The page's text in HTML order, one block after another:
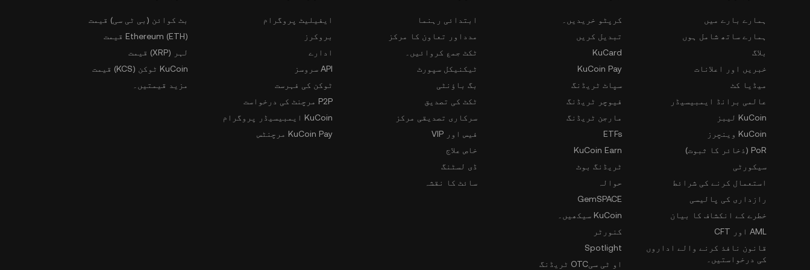
ہمارے بارے میں
ہمارے ساتھ شامل ہوں
بلاگ
خبریں اور اعلانات
میڈیا کٹ
عالمی برانڈ ایمبیسیڈر
KuCoin لیبز
KuCoin وینچرز
PoR (ذخائر کا ثبوت)
سیکورٹی
استعمال کرنے کی شرائط
رازداری کی پالیسی
خطرے کے انکشاف کا بیان
AML اور CFT
قانون نافذ کرنے والے اداروں
کی درخواستیں۔
کرپٹو خریدیں۔
تبدیل کریں
KuCard
KuCoin Pay
سپاٹ ٹریڈنگ
فیوچر ٹریڈنگ
مارجن ٹریڈنگ
ETFs
KuCoin Earn
ٹریڈنگ بوٹ
حوالہ
GemSPACE
KuCoin سیکھیں۔
کنورٹر
Spotlight
او ٹی سیOTC ٹریڈنگ
ابتدائی رہنما
مدداور تعاون کا مرکز
ٹکٹ جمع کروائیں۔
ٹیکنیکل سپورٹ
بگ باؤنٹی
ٹکٹ کی تصدیق
سرکاری تصدیقی مرکز
فیس اور VIP
خاص علاج
ڈی لسٹنگ
سائٹ کا نقشہ
ایفیلیٹ پروگرام
بروکرز
ادارے
API سروسز
ٹوکن کی فہرست
P2P مرچنٹ کی درخواست
KuCoin ایمبیسیڈر پروگرام
KuCoin Pay مرچنٹس
بٹ کوائن (بی ٹی سی) قیمت
Ethereum (ETH) قیمت
لہر (XRP) قیمت
KuCoin ٹوکن (KCS) قیمت
مزید قیمتیں۔